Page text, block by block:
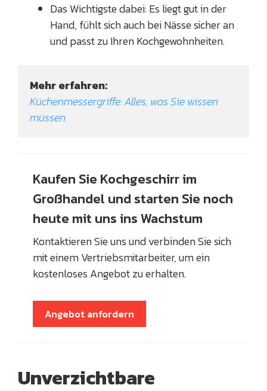
Das Wichtigste dabei: Es liegt gut in der
Hand, fühlt sich auch bei Nässe sicher an
und passt zu Ihren Kochgewohnheiten.
Mehr erfahren:
Küchenmessergriffe: Alles, was Sie wissen
müssen
Kaufen Sie Kochgeschirr im
Großhandel und starten Sie noch
heute mit uns ins Wachstum
Kontaktieren Sie uns und verbinden Sie sich
mit einem Vertriebsmitarbeiter, um ein
kostenloses Angebot zu erhalten.
Angebot anfordern
Unverzichtbare